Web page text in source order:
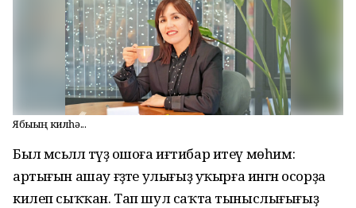
Ябыҡҡың килһә...
Был мәсьәләлә тәүҙә ошоға иғтибар итеү мөһим:
артығын ашау ғәҙәте улығыҙ уҡырға ингән осорҙа
килеп сыҡҡан. Тап шул саҡта тыныслығығыҙ